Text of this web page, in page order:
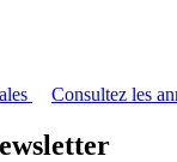
Consultez les